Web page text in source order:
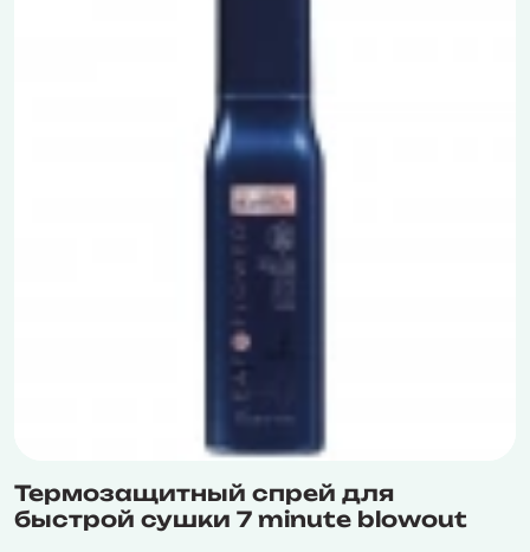
Термозащитный спрей для
быстрой сушки 7 minute blowout